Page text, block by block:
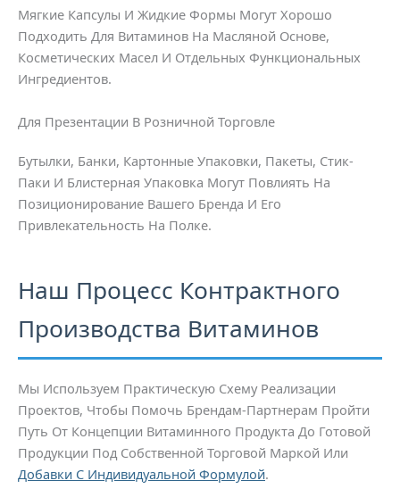
Мягкие Капсулы И Жидкие Формы Могут Хорошо
Подходить Для Витаминов На Масляной Основе,
Косметических Масел И Отдельных Функциональных
Ингредиентов.
Для Презентации В Розничной Торговле
Бутылки, Банки, Картонные Упаковки, Пакеты, Стик-
Паки И Блистерная Упаковка Могут Повлиять На
Позиционирование Вашего Бренда И Его
Привлекательность На Полке.
Наш Процесс Контрактного
Производства Витаминов
Мы Используем Практическую Схему Реализации
Проектов, Чтобы Помочь Брендам-Партнерам Пройти
Путь От Концепции Витаминного Продукта До Готовой
Продукции Под Собственной Торговой Маркой Или
Добавки С Индивидуальной Формулой.